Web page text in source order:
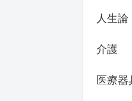
人生論
介護
医療器